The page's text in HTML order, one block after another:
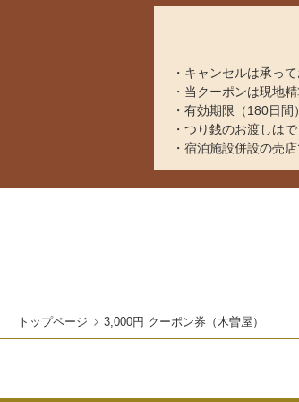
キャンセルは承って
当クーポンは現地
有効期限（180日間
つり銭のお渡しは
宿泊施設併設の売
トップページ 3,000円 クーポン券（木曽屋）